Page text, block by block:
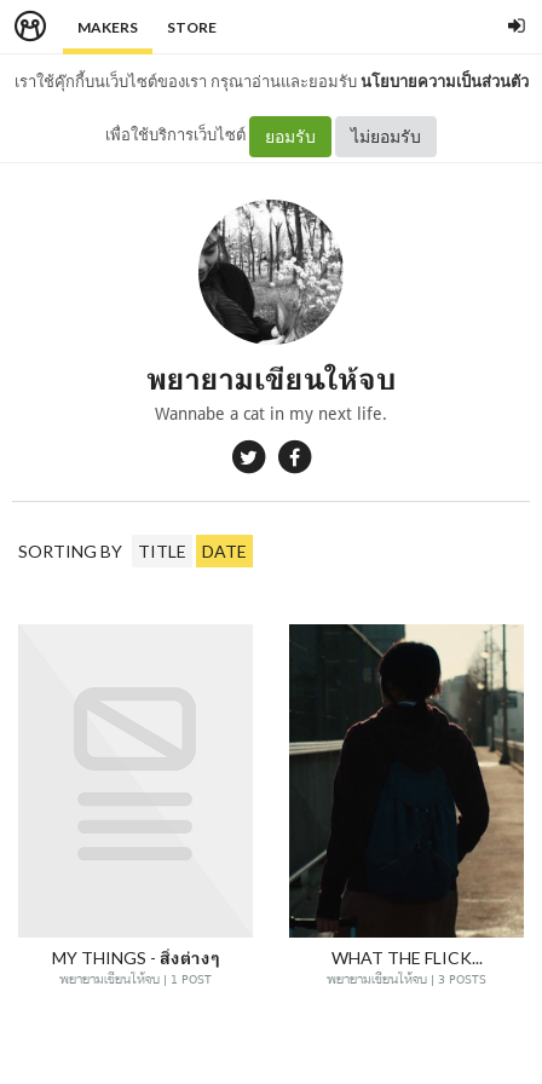
MAKERS STORE
เราใช้คุ๊กกี้บนเว็บไซต์ของเรา กรุณาอ่านและยอมรับนโยบายความเป็นส่วนตัว
เพื่อใช้บริการเว็บไซต์ ยอมรับ ไม่ยอมรับ
พยายามเขียนให้จบ
Wannabe a cat in my next life.
SORTING BY TITLE DATE
MY THINGS - สิ่งต่างๆ
พยายามเขียนให้จบ | 1 POST
WHAT THE FLICK...
พยายามเขียนให้จบ | 3 POSTS